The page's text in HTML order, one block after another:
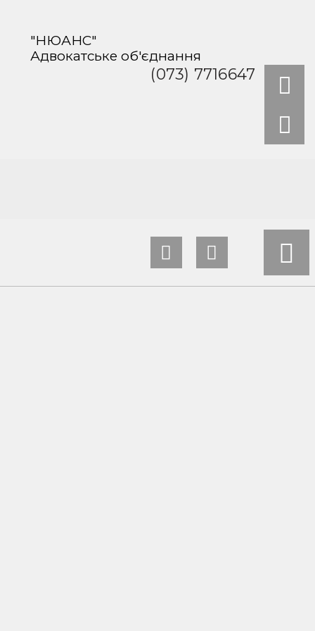
"НЮАНС"
Адвокатське об'єднання
(073) 7716647